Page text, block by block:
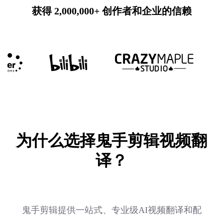
获得 2,000,000+ 创作者和企业的信赖
为什么选择鬼手剪辑视频翻
译？
鬼手剪辑提供一站式、专业级AI视频翻译和配